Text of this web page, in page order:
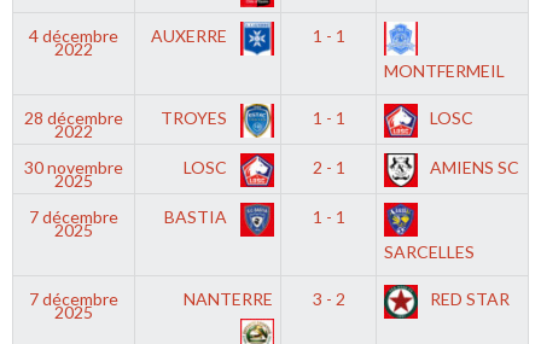
4 décembre
2022
AUXERRE
1 - 1
MONTFERMEIL
28 décembre
2022
TROYES 1 - 1 LOSC
30 novembre
2025
LOSC 2 - 1 AMIENS SC
7 décembre
2025
BASTIA
1 - 1
SARCELLES
7 décembre
2025
NANTERRE 3 - 2 RED STAR